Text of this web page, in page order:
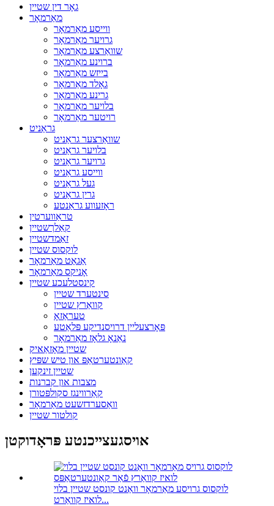
גאָר דין שטיין
מאַרמאָר
ווייסע מאַרמאָר
גרויער מאַרמאָר
שוואַרצע מאַרמאָר
ברוינע מאַרמאָר
בייזש מאַרמאָר
גאָלד מאַרמאָר
גרינע מאַרמאָר
בלויער מאַרמאָר
רויטער מאַרמאָר
גראַניט
שוואַרצער גראַניט
בלויער גראַניט
גרויער גראַניט
ווייסע גראַניט
געל גראַניט
גרין גראַניט
ראָזעווע גראַנטע
טראַווערטין
קאַלךשטיין
זאַמדשטיין
לוקסוס שטיין
אַגאַט מאַרמאָר
אָניקס מאַרמאָר
קינסטלעכע שטיין
סינטערד שטיין
קוואַרץ שטיין
טעראַזאָ
פּאָרצעליין דרויסנדיקע פּלאַטע
נאַנאָ גלאָז מאַרמאָר
שטיין מאָזאַאיק
קאַונטערטאַפּ און טיש שפּיץ
שטיין זינקען
מצבות און קברנות
קאַרווינגז סקולפּטורן
וואַסערדזשעט מאַרמאָר
קולטור שטיין
אויסגעצייכנטע פּראָדוקטן
לוקסוס גרויסע מאַרמאָר וואַנט קונסט שטיין בלוי
לואיז קוואַרט...